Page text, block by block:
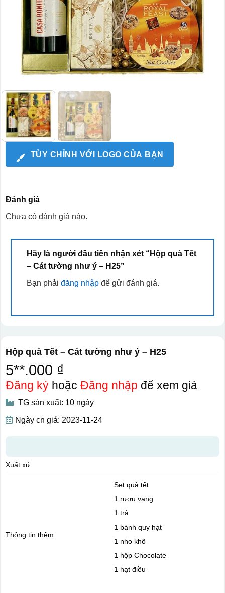
TÙY CHỈNH VỚI LOGO CỦA BẠN
Đánh giá
Chưa có đánh giá nào.
Hãy là người đầu tiên nhận xét “Hộp quà Tết
– Cát tường như ý – H25”
Bạn phải đăng nhậpđể gửi đánh giá.
Hộp quà Tết – Cát tường như ý – H25
5**.000 ₫
Đăng kýhoặc Đăng nhập để xem giá
TG sản xuất: 10 ngày
Ngày cn giá: 2023-11-24
Xuất xứ:
Thông tin thêm:
Set quà tết
1 rượu vang
1 trà
1 bánh quy hạt
1 nho khô
1 hộp Chocolate
1 hạt điều